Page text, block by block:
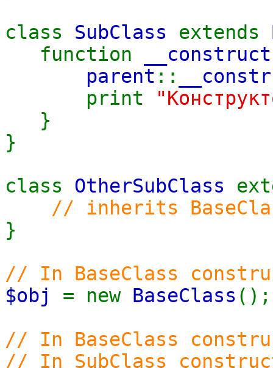
class SubClass extends
function
__construct
parent ::
print
}
}
class OtherSubClass
// inherits
}
// In BaseClass
$obj = new BaseClass ();
// In BaseClass
// In SubClass